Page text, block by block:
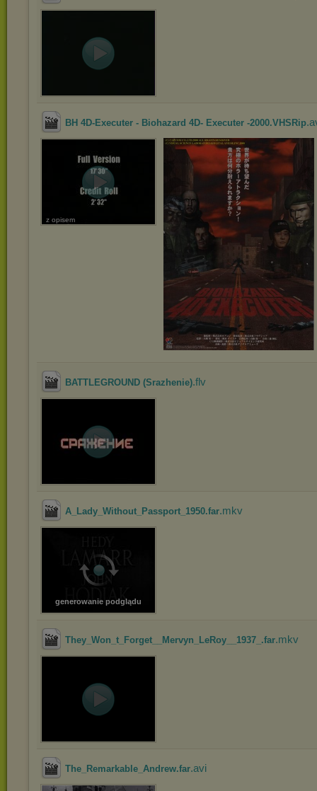
BH 4D-Executer - Biohazard 4D- Executer -2000.VHSRip
z opisem
BATTLEGROUND (Srazhenie).flv
A_Lady_Without_Passport_1950.far.mkv
generowanie podglądu
They_Won_t_Forget__Mervyn_LeRoy__1937_.far.mkv
The_Remarkable_Andrew.far.avi